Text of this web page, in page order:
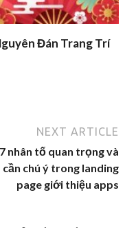
Đán Trang Trí
NEXT ARTICLE
7 nhân tố quan trọng và
cần chú ý trong landing
page giới thiệu apps